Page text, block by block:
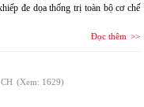
đe dọa thống trị toàn bộ cơ chế
Đọc thêm
(Xem: 1629)